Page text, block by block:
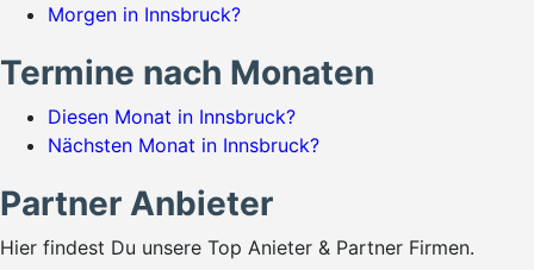
Morgen in Innsbruck?
Termine nach Monaten
Diesen Monat in Innsbruck?
Nächsten Monat in Innsbruck?
Partner Anbieter
Hier findest Du unsere Top Anieter & Partner Firmen.